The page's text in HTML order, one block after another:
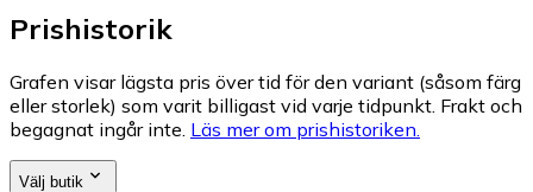
Prishistorik
Grafen visar lägsta pris över tid för den variant (såsom färg
eller storlek) som varit billigast vid varje tidpunkt. Frakt och
begagnat ingår inte. Läs mer om prishistoriken.
Välj butik